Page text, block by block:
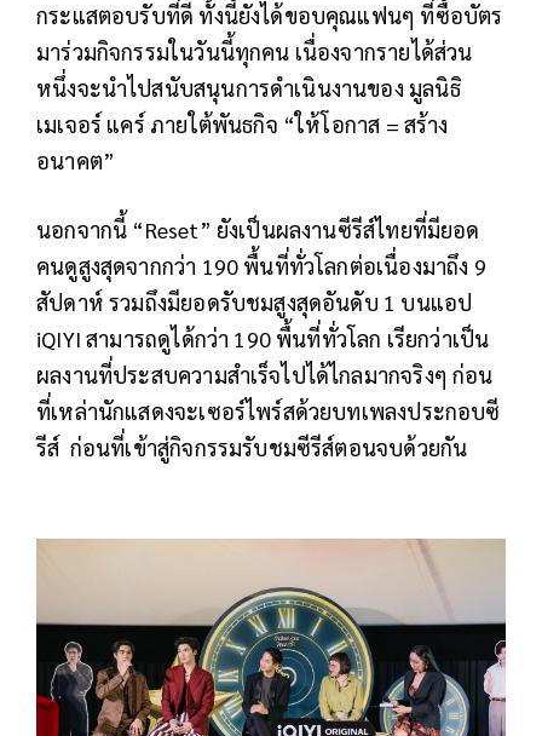
กระแสตอบรับที่ดี ทั้งนี้ยังได้ขอบคุณแฟนๆ ที่ซื้อบัตร
มาร่วมกิจกรรมในวันนี้ทุกคน เนื่องจากรายได้ส่วน
หนึ่งจะนำไปสนับสนุนการดำเนินงานของ มูลนิธิ
เมเจอร์ แคร์ ภายใต้พันธกิจ “ให้โอกาส = สร้าง
อนาคต”
นอกจากนี้ “Reset” ยังเป็นผลงานซีรีส์ไทยที่มียอด
คนดูสูงสุดจากกว่า 190 พื้นที่ทั่วโลกต่อเนื่องมาถึง 9
สัปดาห์ รวมถึงมียอดรับชมสูงสุดอันดับ 1 บนแอป
iQIYI สามารถดูได้กว่า 190 พื้นที่ทั่วโลก เรียกว่าเป็น
ผลงานที่ประสบความสำเร็จไปได้ไกลมากจริงๆ ก่อน
ที่เหล่านักแสดงจะเซอร์ไพร์สด้วยบทเพลงประกอบซี
รีส์ ก่อนที่เข้าสู่กิจกรรมรับชมซีรีส์ตอนจบด้วยกัน